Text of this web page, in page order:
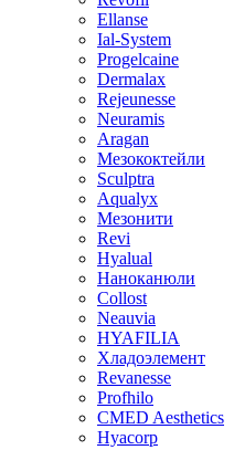
Ellanse
Ial-System
Progelcaine
Dermalax
Rejeunesse
Neuramis
Aragan
Мезококтейли
Sculptra
Aqualyx
Мезонити
Revi
Hyalual
Наноканюли
Collost
Neauvia
HYAFILIA
Хладоэлемент
Revanesse
Profhilo
CMED Aesthetics
Hyacorp